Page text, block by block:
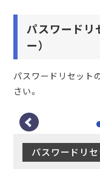
パスワードリ
ー）
パスワードリセット
さい。
パスワードリ